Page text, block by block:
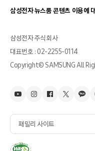
삼성전자 뉴스룸 콘텐츠 이용에
삼성전자 주식회사
대표번호 : 02-2255-0114
Copyright© SAMSUNG All
패밀리 사이트